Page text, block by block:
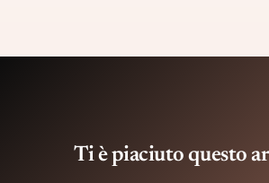
Ti è piaciuto questo